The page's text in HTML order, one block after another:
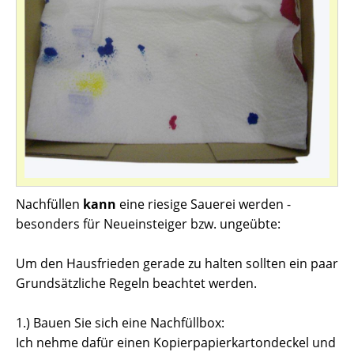
Nachfüllen kann eine riesige Sauerei werden -
besonders für Neueinsteiger bzw. ungeübte:
Um den Hausfrieden gerade zu halten sollten ein paar
Grundsätzliche Regeln beachtet werden.
1.) Bauen Sie sich eine Nachfüllbox:
Ich nehme dafür einen Kopierpapierkartondeckel und